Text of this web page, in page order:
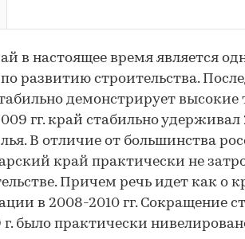
в настоящее время является
развитию строительства.
демонстрирует
гг. край стабильно удерживал
В отличие от большинства
край практически не
Причем речь идет как о
в 2008-2010 гг. Сокращение
было практически